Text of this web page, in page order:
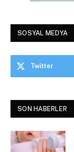
SOSYAL MEDYA
Twitter
SON HABERLER